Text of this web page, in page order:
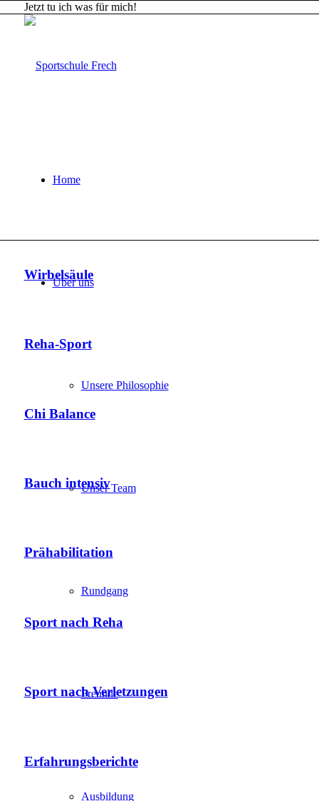
Jetzt tu ich was für mich!
Home
Über uns
Unsere Philosophie
Unser Team
Rundgang
Freunde
Ausbildung
Wirbelsäule
Reha-Sport
Chi Balance
Bauch intensiv
Prähabilitation
Sport nach Reha
Sport nach Verletzungen
Erfahrungsberichte